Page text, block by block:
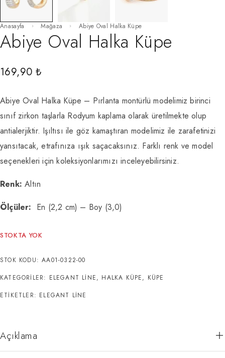
Anasayfa Mağaza Abiye Oval Halka Küpe
Abiye Oval Halka Küpe
169,90 ₺
Abiye Oval Halka Küpe – Pırlanta montürlü modelimiz birinci
sınıf zirkon taşlarla Rodyum kaplama olarak üretilmekte olup
antialerjiktir. Işıltısı ile göz kamaştıran modelimiz ile zarafetinizi
yansıtacak, etrafınıza ışık saçacaksınız. Farklı renk ve model
seçenekleri için koleksiyonlarımızı inceleyebilirsiniz.
Renk: Altın
Ölçüler: En (2,2 cm) – Boy (3,0)
STOKTA YOK
STOK KODU:AA01-0322-00
KATEGORILER: ELEGANT LINE, HALKA KÜPE, KÜPE
ETIKETLER: ELEGANT LINE
Açıklama